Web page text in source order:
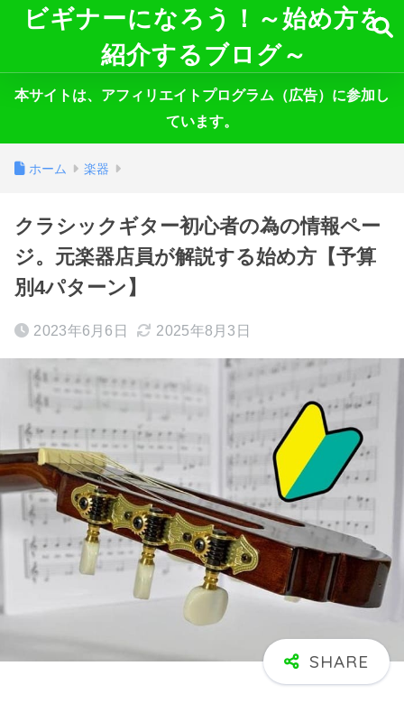
ビギナーになろう！～始め方を
紹介するブログ～
本サイトは、アフィリエイトプログラム（広告）に参加し
ています。
ホーム 楽器
クラシックギター初心者の為の情報ペー
ジ。元楽器店員が解説する始め方【予算
別4パターン】
2023年6月6日 2025年8月3日